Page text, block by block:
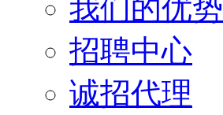
我们的优势
招聘中心
诚招代理